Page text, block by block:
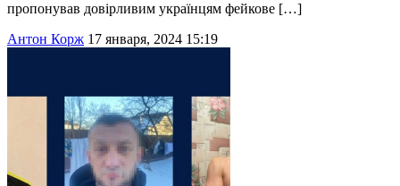
пропонував довірливим українцям фейкове […]
Антон Корж 17 января, 2024 15:19